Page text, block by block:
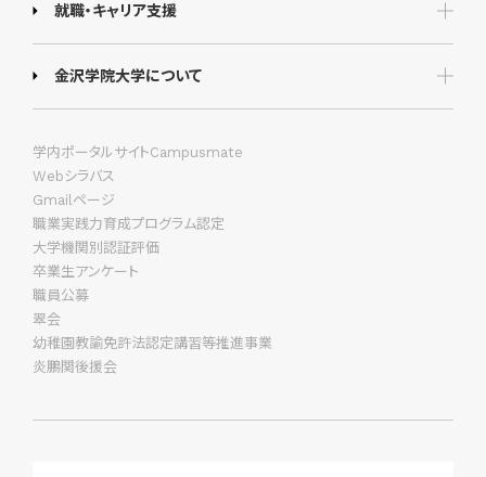
就職・キャリア支援
金沢学院大学について
学内ポータルサイトCampusmate
Webシラバス
Gmailページ
職業実践力育成プログラム認定
大学機関別認証評価
卒業生アンケート
職員公募
翠会
幼稚園教諭免許法認定講習等推進事業
炎鵬関後援会